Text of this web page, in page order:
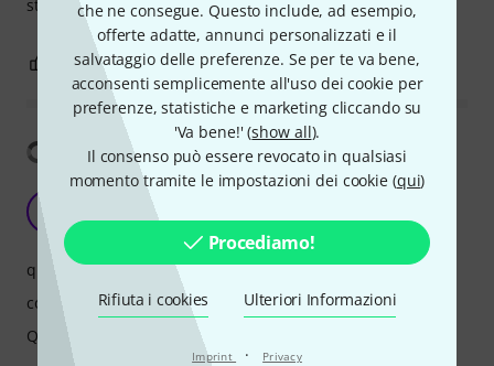
che ne consegue. Questo include, ad esempio,
offerte adatte, annunci personalizzati e il
salvataggio delle preferenze. Se per te va bene,
acconsenti semplicemente all'uso dei cookie per
preferenze, statistiche e marketing cliccando su
'Va bene!' (show all).
Il consenso può essere revocato in qualsiasi
momento tramite le impostazioni dei cookie (qui)
Procediamo!
Rifiuta i cookies Ulteriori Informazioni
Imprint · Privacy
sturdy
0 SEGNALA UN ABUSO
Mostra traduzione
Hi-Fi for Your Ears
kineskistapici 24.02.2026
qualitá del suono
comfort
Qualità